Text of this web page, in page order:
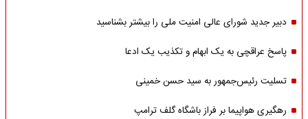
دبیر جدید شورای عالی امنیت ملی را بیشتر بشناسید
پاسخ عراقچی به یک ابهام و تکذیب یک ادعا
تسلیت رئیس‌جمهور به سید حسن خمینی
رهگیری هواپیما بر فراز باشگاه گلف ترامپ